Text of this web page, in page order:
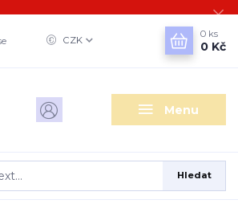
Menu
CZK
Hledat
0 ks
0 Kč